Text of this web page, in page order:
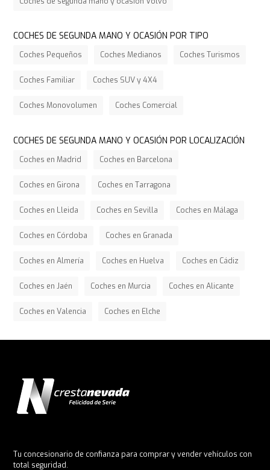
COCHES DE SEGUNDA MANO Y OCASIÓN POR TIPO
Coches Pequeños Coches Medianos Coches Turismos
Coches Familiar Coches SUV y 4X4
Coches Monovolumen Coches Comercial
COCHES DE SEGUNDA MANO Y OCASIÓN POR LOCALIZACIÓN
Coches en Madrid Coches en Barcelona
Coches en Girona Coches en Tarragona
Coches en Lleida Coches en Sevilla Coches en Málaga
Coches en Córdoba Coches en Granada
Coches en Almería Coches en Huelva Coches en Cádiz
Coches en Jaén Coches en Murcia Coches en Alicante
Coches en Valencia Coches en Elche
Tu concesionario de confianza para comprar y vender vehículos con
total seguridad.